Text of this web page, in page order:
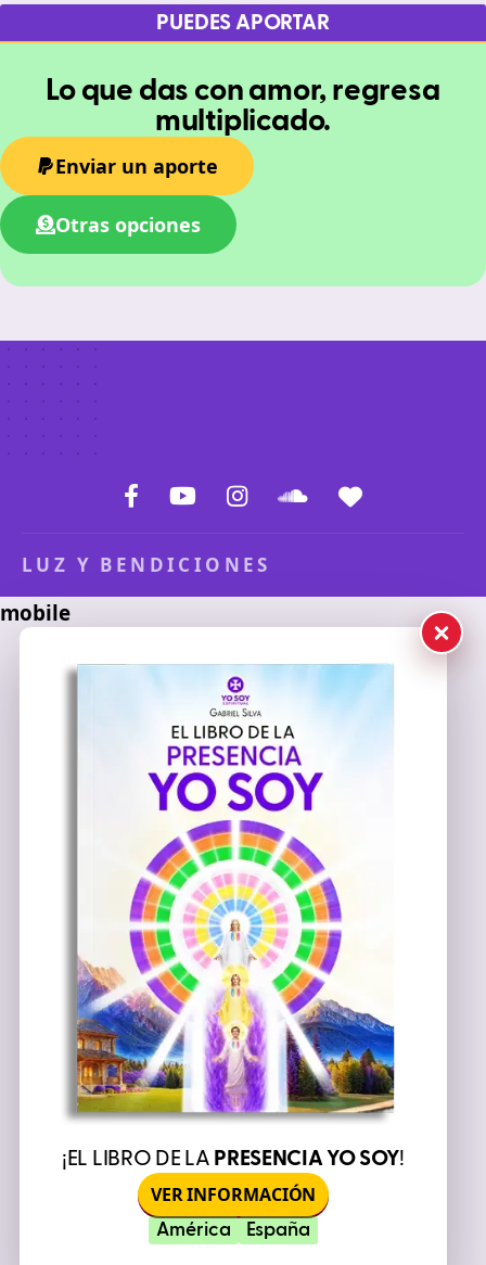
PUEDES APORTAR
Lo que das con amor, regresa
multiplicado.
Enviar un aporte
Otras opciones
LUZ Y BENDICIONES
¡EL LIBRO DE LA PRESENCIA YO SOY!
VER INFORMACIÓN
América España